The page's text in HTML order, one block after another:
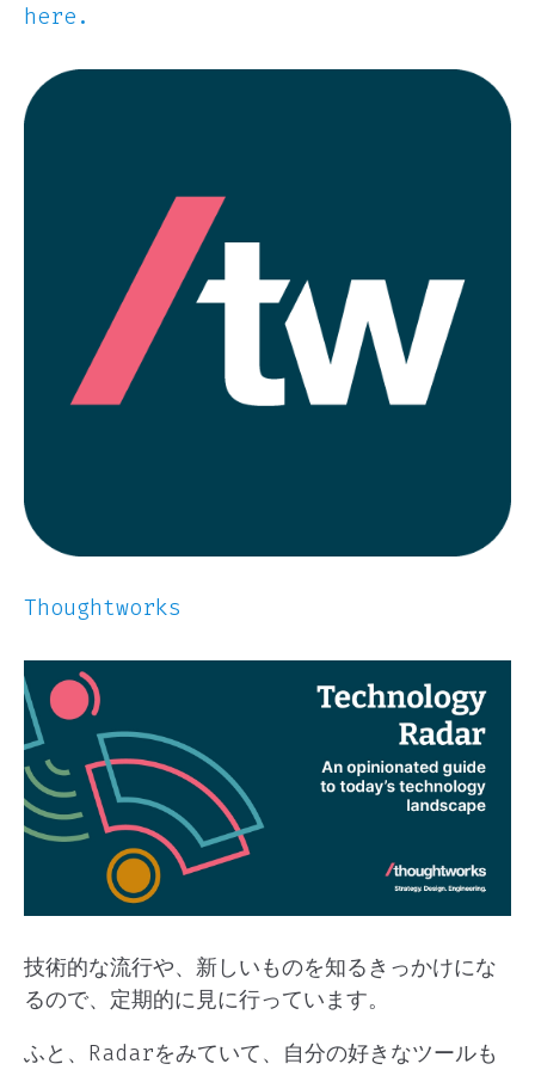
here.
Thoughtworks
技術的な流行や、新しいものを知るきっかけにな
るので、定期的に見に行っています。
ふと、Radarをみていて、自分の好きなツールも